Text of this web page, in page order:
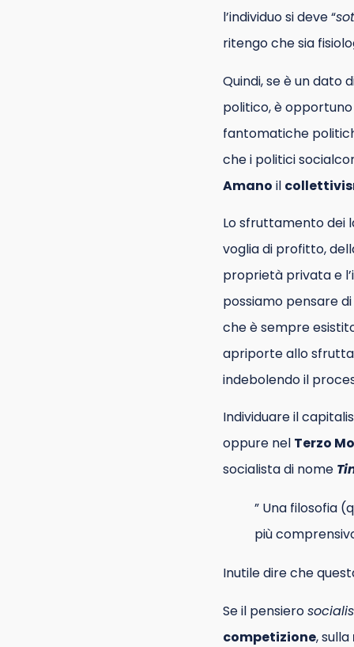
l’individuo si deve “
ritengo che sia
Quindi, se è un dato
politico, è
fantomatiche
che i politici
Amano il
Lo sfruttamento dei
voglia di profitto,
proprietà privata e
possiamo pensare
che è sempre
apriporte allo
indebolendo il
Individuare il
oppure nel Terzo
socialista di nome
” Una filosofia
più
Inutile dire che
Se il pensiero
competizione, sulla